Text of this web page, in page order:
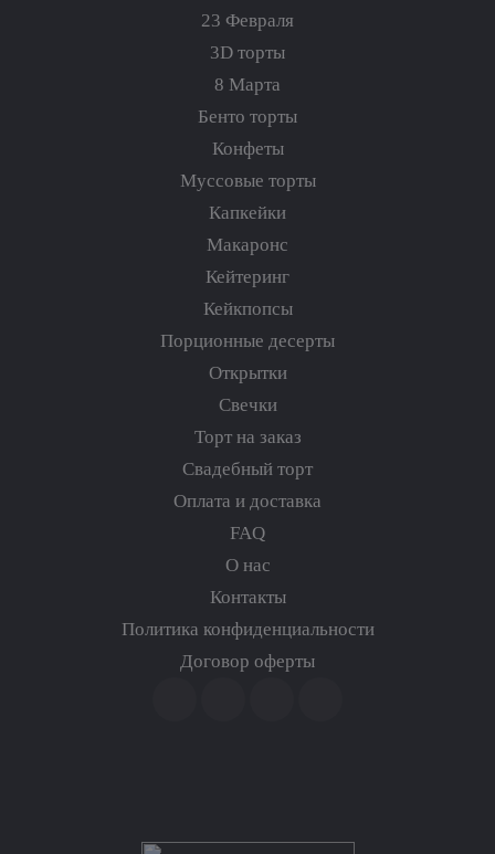
23 Февраля
3D торты
8 Марта
Бенто торты
Конфеты
Муссовые торты
Капкейки
Макаронс
Кейтеринг
Кейкпопсы
Порционные десерты
Открытки
Свечки
Торт на заказ
Свадебный торт
Оплата и доставка
FAQ
О нас
Контакты
Политика конфиденциальности
Договор оферты